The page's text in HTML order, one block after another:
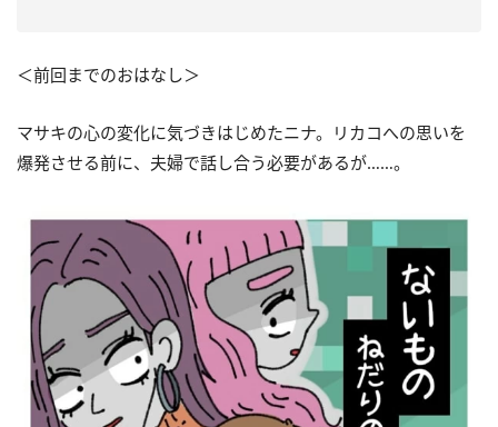
＜前回までのおはなし＞
マサキの心の変化に気づきはじめたニナ。リカコへの思いを
爆発させる前に、夫婦で話し合う必要があるが……。